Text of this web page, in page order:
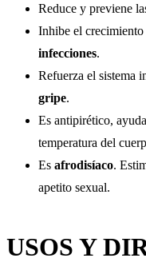
Reduce y previene
Inhibe el
infecciones.
Refuerza el sistema
gripe.
Es antipirético,
temperatura del
Es afrodisíaco.
apetito sexual.
USOS Y